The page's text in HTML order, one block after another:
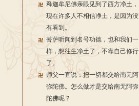
释迦牟尼佛亲眼见到了西方净土，
现在许多人不相信净土，是因为没
有看到。
菩萨听闻到名号功德，也和我们一
样，想往生净土了，不靠自己修行
了。
师父一直说：把一切都交给南无阿
弥陀佛。怎么做才是交给南无阿弥
陀佛呢？